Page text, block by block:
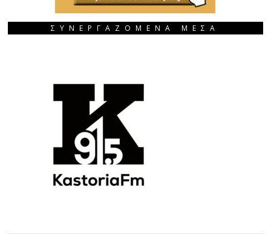
ΣΥΝΕΡΓΑΖΟΜΕΝΑ ΜΕΣΑ